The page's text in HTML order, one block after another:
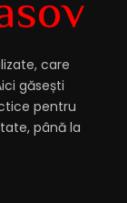
care
găsești
pentru
până la